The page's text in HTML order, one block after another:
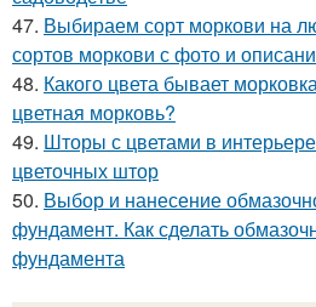
47. Выбираем сорт моркови на
сортов моркови с фото и
48. Какого цвета бывает
цветная морковь?
49. Шторы с цветами в
цветочных штор
50. Выбор и нанесение
фундамент. Как сделать
фундамента